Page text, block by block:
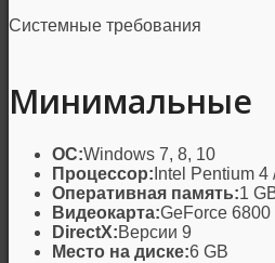
Системные требования
Минимальные
ОС:Windows 7, 8, 10
Процессор: Intel Pentium
Оперативная память:1
Видеокарта:GeForce
DirectX:Версии 9
Место на диске:6 GB